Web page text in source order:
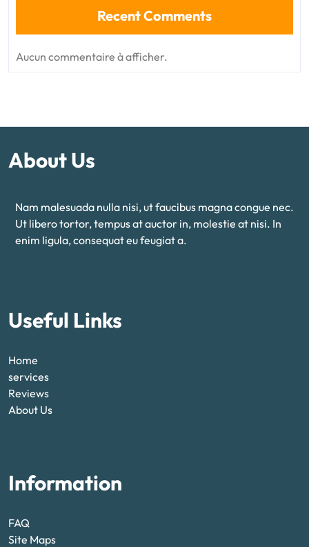
Recent Comments
Aucun commentaire à afficher.
About Us
Nam malesuada nulla nisi, ut faucibus magna congue nec.
Ut libero tortor, tempus at auctor in, molestie at nisi. In
enim ligula, consequat eu feugiat a.
Useful Links
Home
services
Reviews
About Us
Information
FAQ
Site Maps